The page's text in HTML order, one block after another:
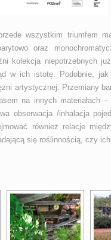
wszystkim triumfem
oraz
kolekcja niepotrzebnych
w ich istotę. Podobnie, jak
artystycznej. Przemiany
na innych materiałach
obserwacja /inhalacja
również relacje
się roślinnością, czy